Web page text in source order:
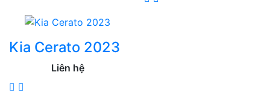
Kia Cerato 2023
Liên hệ